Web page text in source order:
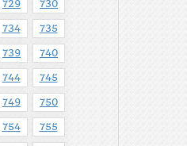
729 730
734 735
739 740
744 745
749 750
754 755